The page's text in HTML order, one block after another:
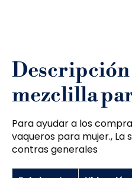
Descripción
mezclilla
Para ayudar a los
vaqueros para mujer., La
contras generales